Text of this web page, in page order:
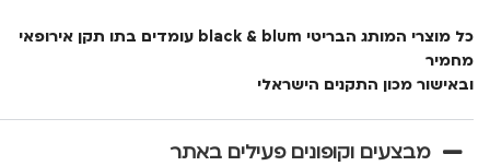
כל מוצרי המותג הבריטי black & blum עומדים בתו תקן אירופאי
מחמיר
ובאישור מכון התקנים הישראלי
מבצעים וקופונים פעילים באתר